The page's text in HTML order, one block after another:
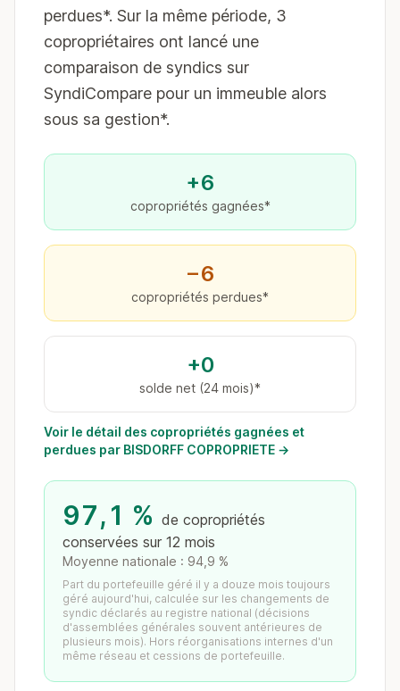
perdues*. Sur la même période, 3
copropriétaires ont lancé une
comparaison de syndics sur
SyndiCompare pour un immeuble alors
sous sa gestion*.
+6
copropriétés gagnées*
−6
copropriétés perdues*
+0
solde net (24 mois)*
Voir le détail des copropriétés gagnées et
perdues par BISDORFF COPROPRIETE →
97,1 % de copropriétés
conservées sur 12 mois
Moyenne nationale : 94,9 %
Part du portefeuille géré il y a douze mois toujours
géré aujourd'hui, calculée sur les changements de
syndic déclarés au registre national (décisions
d'assemblées générales souvent antérieures de
plusieurs mois). Hors réorganisations internes d'un
même réseau et cessions de portefeuille.